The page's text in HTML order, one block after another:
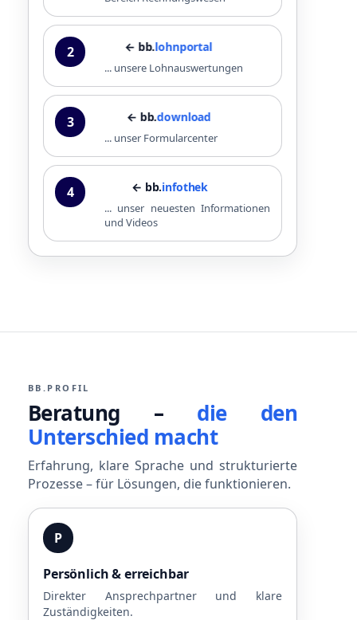
2 ← bb. lohnportal
... unsere Lohnauswertungen
3 ← bb.download
... unser Formularcenter
4 ← bb.infothek
... unser neuesten Informationen
und Videos
BB.PROFIL
Beratung – die den
Unterschied macht
Erfahrung, klare Sprache und strukturierte
Prozesse – für Lösungen, die funktionieren.
P
Persönlich & erreichbar
Direkter Ansprechpartner und klare
Zuständigkeiten.